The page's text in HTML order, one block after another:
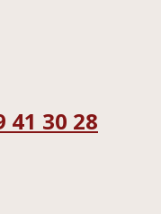
41 30 28